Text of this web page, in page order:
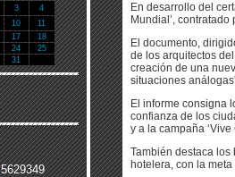
3
4
10
11
17
18
24
25
31
5629349
En desarrollo del
Mundial’,
El documento,
de los arquitectos
creación de una
situaciones
El informe consigna
confianza de los
y a la campaña
También destaca
hotelera, con la